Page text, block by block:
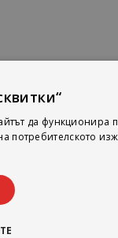
да функционира
потребителското